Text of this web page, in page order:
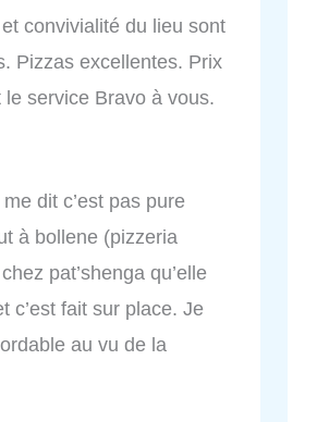
convivialité du lieu sont
Pizzas excellentes. Prix
service Bravo à vous.
dit c’est pas pure
à bollene (pizzeria
pat’shenga qu’elle
c’est fait sur place. Je
au vu de la